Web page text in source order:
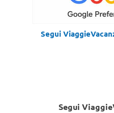
Segui
Segui